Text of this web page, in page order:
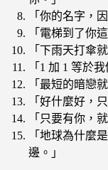
「你的名字，
「電梯到了你
「下雨天打傘
「1 加 1 等於我
「最短的暗戀
「好什麼好，
「只要有你，
「地球為什麼
邊。」